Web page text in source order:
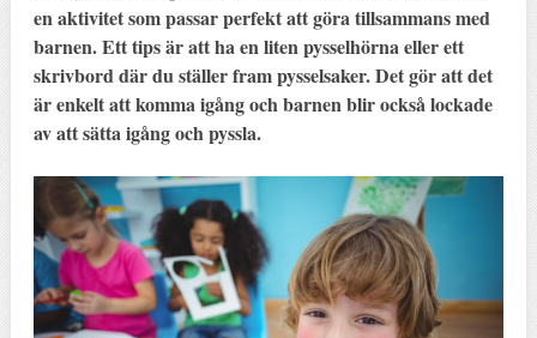
en aktivitet som passar perfekt att göra tillsammans med
barnen. Ett tips är att ha en liten pysselhörna eller ett
skrivbord där du ställer fram pysselsaker. Det gör att det
är enkelt att komma igång och barnen blir också lockade
av att sätta igång och pyssla.